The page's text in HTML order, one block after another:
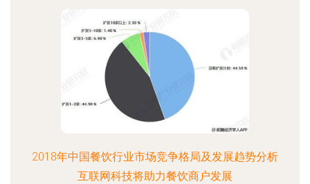
2018年中国餐饮行业市场竞争格局及发展趋势分析
互联网科技将助力餐饮商户发展